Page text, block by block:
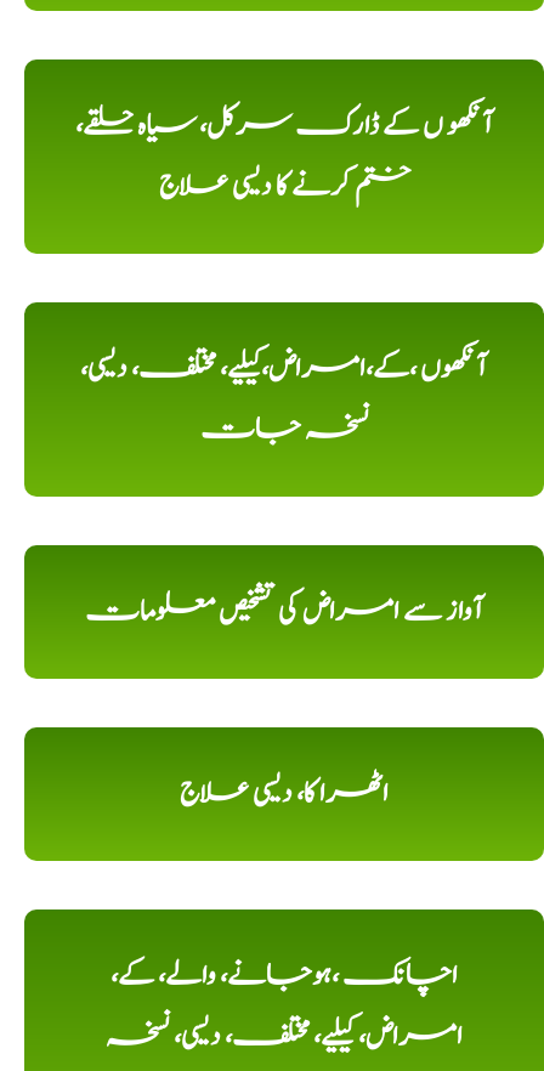
آنکھو ں کے ڈارک سرکل، سیاہ حلقے،
ختم کرنے کا دیسی علاج
آنکھوں ،کے،امراض،کیلیے، مختلف، دیسی،
نسخہ جات
آواز سے امراض کی تشخیص معلومات
اٹھرا کا، دیسی علاج
اچانک ،ہوجانے، والے، کے،
امراض، کیلیے، مختلف، دیسی، نسخہ